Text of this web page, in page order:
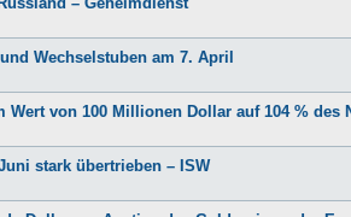
Wechselstuben am 7. April
von 100 Millionen Dollar auf 104 % des
stark übertrieben – ISW